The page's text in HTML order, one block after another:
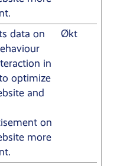
data on
in
optimize
and
on
more
Økt